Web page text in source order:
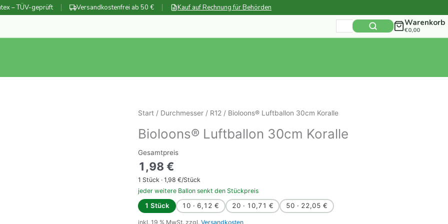
– TÜV-geprüft Versandkostenfrei ab 50 € Kauf auf Rechnung für Behörden
Suchen
nach:
Warenkorb
€0,00
Start / Durchmesser / R12 / Bioloons® Luftballon 30cm Koralle
Bioloons® Luftballon 30cm Koralle
Gesamtpreis
1,98€
1 Stück ·1,98 €/Stück
jeder weitere Ballon senkt den Stückpreis
1 Stück 10 · 6,12 € 20 · 10,71 € 50 · 22,05 €
inkl. 19 % MwSt. zzgl.Versandkosten